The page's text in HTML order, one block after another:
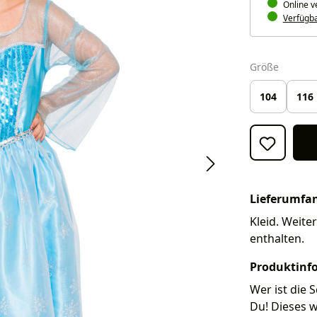
Online
Größe
104 116
Kleid.
enthalten.
Wer ist die
Du! Dieses